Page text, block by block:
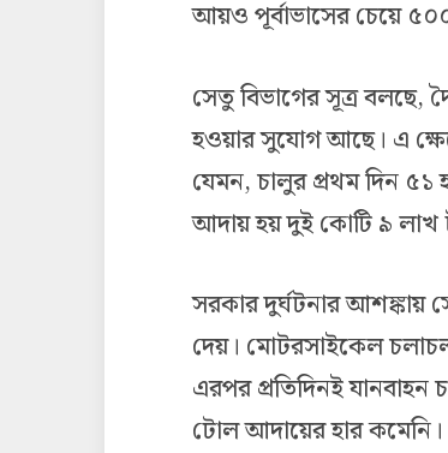
আয়ও পূর্বাভাসের চেয়ে
সেতু বিভাগের সূত্র বলছে,
হওয়ার সুযোগ আছে। এ
যেমন, চালুর প্রথম দিন
আদায় হয় দুই কোটি ৯ লাখ
সরকার দুর্ঘটনার আশঙ্কায়
দেয়। মোটরসাইকেল
এরপর প্রতিদিনই
টোল আদায়ের হার কমেনি।